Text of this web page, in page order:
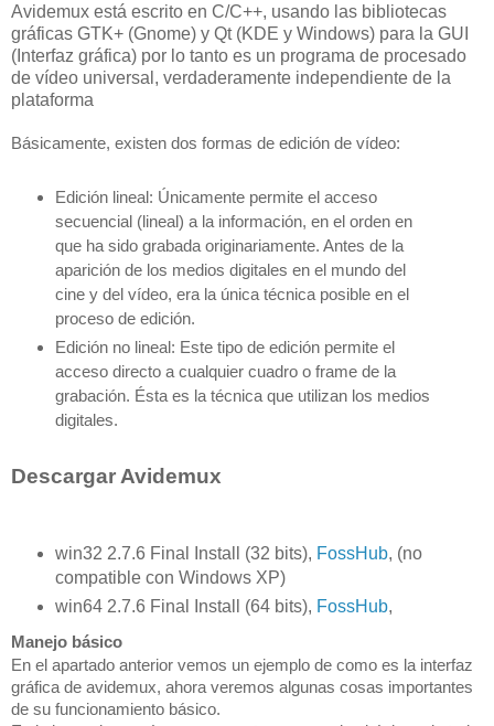
Avidemux está escrito en C/C++, usando las bibliotecas
gráficas GTK+ (Gnome) y Qt (KDE y Windows) para la GUI
(Interfaz gráfica) por lo tanto es un programa de procesado
de vídeo universal, verdaderamente independiente de la
plataforma
Básicamente, existen dos formas de edición de vídeo:
Edición lineal: Únicamente permite el acceso
secuencial (lineal) a la información, en el orden en
que ha sido grabada originariamente. Antes de la
aparición de los medios digitales en el mundo del
cine y del vídeo, era la única técnica posible en el
proceso de edición.
Edición no lineal: Este tipo de edición permite el
acceso directo a cualquier cuadro o frame de la
grabación. Ésta es la técnica que utilizan los medios
digitales.
Descargar Avidemux
win32 2.7.6 Final Install (32 bits), FossHub, (no
compatible con Windows XP)
win64 2.7.6 Final Install (64 bits), FossHub,
Manejo básico
En el apartado anterior vemos un ejemplo de como es la interfaz
gráfica de avidemux, ahora veremos algunas cosas importantes
de su funcionamiento básico.